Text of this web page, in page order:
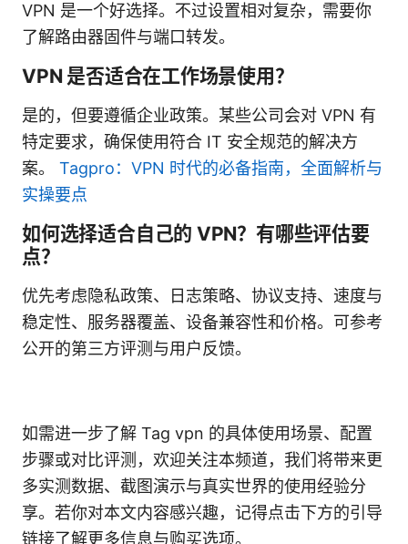
VPN 是一个好选择。不过设置相对复杂，需要你
了解路由器固件与端口转发。
VPN 是否适合在工作场景使用？
是的，但要遵循企业政策。某些公司会对 VPN 有
特定要求，确保使用符合 IT 安全规范的解决方
案。 Tagpro：VPN 时代的必备指南，全面解析与
实操要点
如何选择适合自己的 VPN？有哪些评估要
点？
优先考虑隐私政策、日志策略、协议支持、速度与
稳定性、服务器覆盖、设备兼容性和价格。可参考
公开的第三方评测与用户反馈。
如需进一步了解 Tag vpn 的具体使用场景、配置
步骤或对比评测，欢迎关注本频道，我们将带来更
多实测数据、截图演示与真实世界的使用经验分
享。若你对本文内容感兴趣，记得点击下方的引导
链接了解更多信息与购买选项。